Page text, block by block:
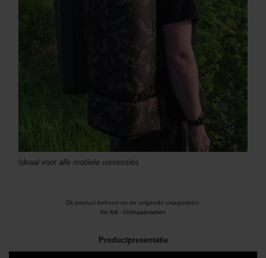
Ideaal voor alle mobiele vissessies
Dit product behoort tot de volgende categorieën:
No Kill
- Onthaakmatten
Productpresentatie